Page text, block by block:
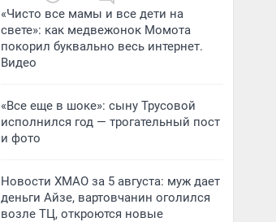
«Чисто все мамы и все дети на
свете»: как медвежонок Момота
покорил буквально весь интернет.
Видео
«Все еще в шоке»: сыну Трусовой
исполнился год — трогательный пост
и фото
Новости ХМАО за 5 августа: муж дает
деньги Айзе, вартовчанин оголился
возле ТЦ, откроются новые